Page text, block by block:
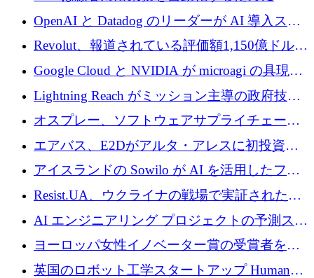
1,500 万ドルのシードを確保
OpenAI と Datadog のリーダーが AI 導入スタ
ートアップ Arrakis を支援
Revolut、報道されている評価額1,150億ドルで
の新たな二次株式売却を確認
Google Cloud と NVIDIA が microagi の具現化
された AI の野望を推進
Lightning Reach がミッション主導の政府技術
グループとしてポートフォリオを拡大し ETG
に買収
オスプレー、ソフトウェアサプライチェーン
攻撃を阻止するために265万ドルを確保
エアバス、E2Dがアルタ・アレスに初投資、
欧州防衛技術ファンドに5億ユーロを拠出
アイスランドの Sowilo が AI を活用したファ
ッション製品インテリジェンス プラットフォ
ームを拡大するためにプレシードを調達
Resist.UA、ウクライナの戦場で実証された防
衛技術を拡大するために5,000万ユーロの欧州
基金を立ち上げる
AI エンジニアリング プロジェクトの予測スタ
ートアップ Cascade が a16z アクセラレータか
らの支援を獲得
ヨーロッパ女性イノベーター賞の受賞者を紹
介します
英国のロボット工学スタートアップ Humanoid